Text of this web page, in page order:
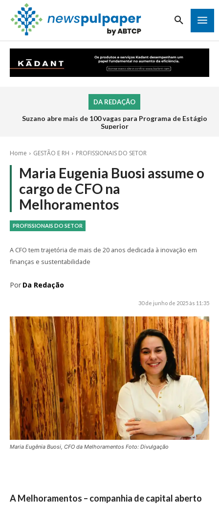
DA REDAÇÃO
Suzano abre mais de 100 vagas para Programa de Estágio
Superior
Home GESTÃO E RH PROFISSIONAIS DO SETOR
Maria Eugenia Buosi assume o
cargo de CFO na
Melhoramentos
PROFISSIONAIS DO SETOR
A CFO tem trajetória de mais de 20 anos dedicada à inovação em
finanças e sustentabilidade
Por Da Redação
30 de junho de 2025 às 11:35
Maria Eugênia Buosi, CFO da Melhoramentos Foto: Divulgação
AMelhoramentos – companhia de capital aberto